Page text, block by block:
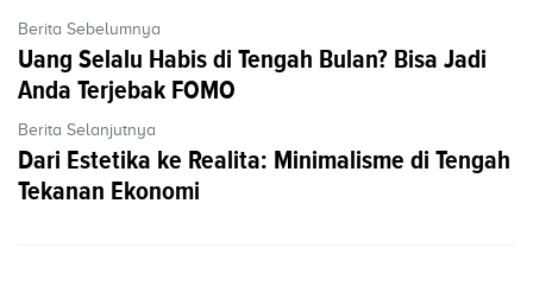
Berita Sebelumnya
Uang Selalu Habis di Tengah Bulan? Bisa Jadi
Anda Terjebak FOMO
Berita Selanjutnya
Dari Estetika ke Realita: Minimalisme di Tengah
Tekanan Ekonomi